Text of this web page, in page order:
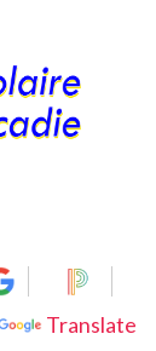
Translate